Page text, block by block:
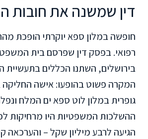
דין שמשנה את חובות
חופשה במלון ספא יוקרתי הופכת
רפואי. בפסק דין שפרסם בית
בירושלים, השתנו הכללים בתעשיית
המקרה פשוט בהופעו: אישה
גופרית במלון לוט ספא ים המלח
ההשלכות המשפטיות היו מרחיקות
הגיעה לרבע מיליון שקל – והערכאה